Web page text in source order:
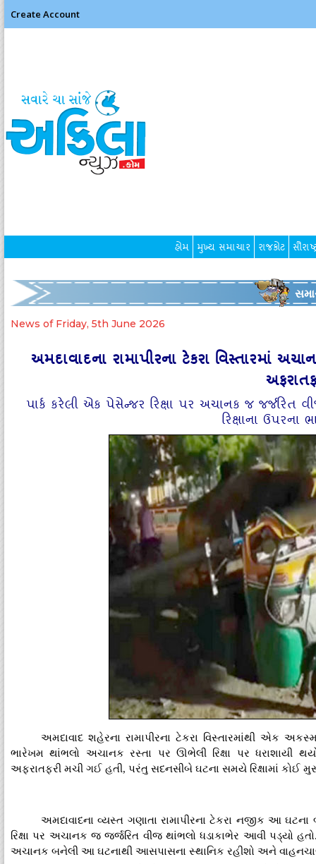
Create Account
હોમ મુખ્ય સમાચાર રાજકોટ
News of Friday, 5th June 2026
અમદાવાદના રામાપીરના ટેકરા વિસ્તારમાં
પાર્ક કરેલી એક પેસેન્જર રિક્ષા પર અચાનક જ જર્જરિત
રિક્ષાના ઉપરના
અમદાવાદ શહેરના રામાપીરના ટેકરા વિસ્તારમાંથી એક
ભારેખમ થાંભલો અચાનક રસ્તા પર ઊભેલી રિક્ષા પર ધરાશાયી
અફરાતફરી મચી ગઈ હતી, પરંતુ સદનસીબે ઘટના સમયે રિક્ષામાં કોઈ
અમદાવાદના વ્યસ્ત ગણાતા રામાપીરના ટેકરા નજીક આ
રિક્ષા પર અચાનક જ જર્જરિત વીજ થાંભલો ધડાકાભેર આવી પડ્યો
અચાનક બનેલી આ ઘટનાથી આસપાસના સ્થાનિક રહીશો અને